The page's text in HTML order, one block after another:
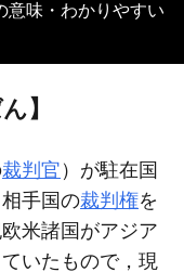
意味・わかりやすい
】
裁判官 ）が駐在国
手国の裁判権を
米諸国がアジア
いたもので，現